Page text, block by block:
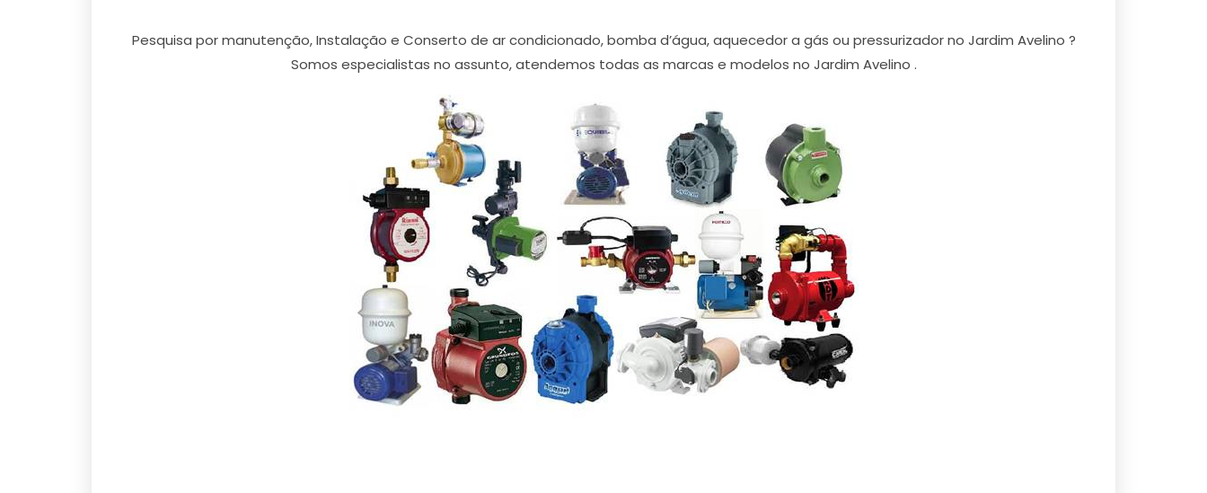
Pesquisa por manutenção, Instalação e Conserto de ar condicionado, bomba d’água, aquecedor a gás ou pressurizador no Jardim Avelino ?
Somos especialistas no assunto, atendemos todas as marcas e modelos no Jardim Avelino .